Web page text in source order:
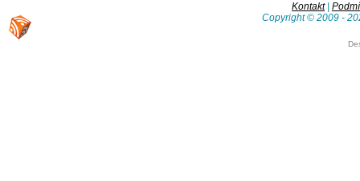
Kontakt|
Copyright © 2009 -